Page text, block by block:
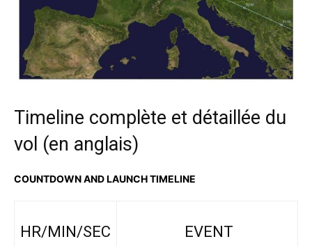
Timeline complète et détaillée du
vol (en anglais)
COUNTDOWN AND LAUNCH TIMELINE
HR/MIN/SEC EVENT